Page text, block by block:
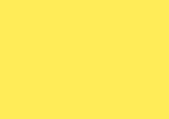
ab 14 Jahren)